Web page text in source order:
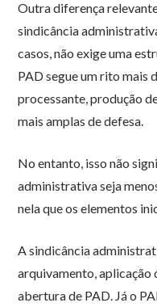
Outra diferença
sindicância
casos, não exige uma
PAD segue um rito mais
processante, produção
mais amplas de defesa.
No entanto, isso não
administrativa seja
nela que os elementos
A sindicância
arquivamento, aplicação
abertura de PAD. Já o